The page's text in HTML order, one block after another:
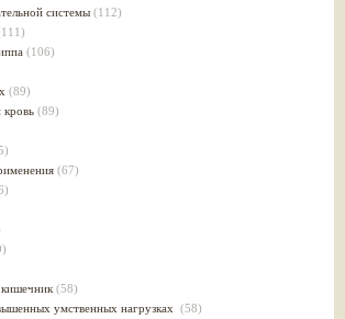
системы (112)
(106)
(89)
кровь (89)
(67)
(58)
умственных нагрузках (58)